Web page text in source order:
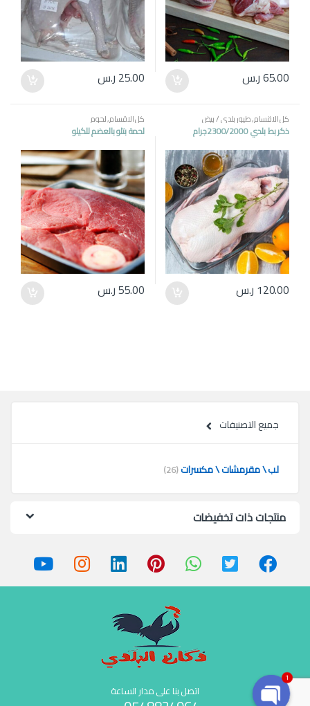
65.00ر.س 25.00 ر.س
كل الاقسام,طيور بلدي / بيض
ذكر بط بلدي 2300/2000جرام
120.00 ر.س
كل الاقسام,لحوم
لحمة بتلو بالعضم للكيلو
55.00ر.س
جميع التصنيفات
لب \ مقرمشات \ مكسرات(26)
منتجات ذات تخفيضات
اتصل بنا على مدار الساعة
1